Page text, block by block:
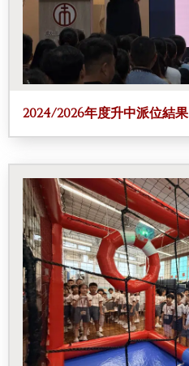
2024/2026年度升中派位結果